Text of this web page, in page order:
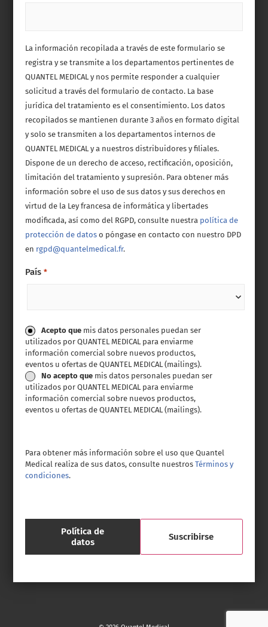
La información recopilada a través de este formulario se
registra y se transmite a los departamentos pertinentes de
QUANTEL MEDICAL y nos permite responder a cualquier
solicitud a través del formulario de contacto. La base
jurídica del tratamiento es el consentimiento. Los datos
recopilados se mantienen durante 3 años en formato digital
y solo se transmiten a los departamentos internos de
QUANTEL MEDICAL y a nuestros distribuidores y filiales.
Dispone de un derecho de acceso, rectificación, oposición,
limitación del tratamiento y supresión. Para obtener más
información sobre el uso de sus datos y sus derechos en
virtud de la Ley francesa de informática y libertades
modificada, así como del RGPD, consulte nuestra política de
protección de datos o póngase en contacto con nuestro DPD
en rgpd@quantelmedical.fr.
País *
Consentimiento
Acepto que mis datos personales puedan ser
utilizados por QUANTEL MEDICAL para enviarme
información comercial sobre nuevos productos,
eventos u ofertas de QUANTEL MEDICAL (mailings).
No acepto que mis datos personales puedan ser
utilizados por QUANTEL MEDICAL para enviarme
información comercial sobre nuevos productos,
eventos u ofertas de QUANTEL MEDICAL (mailings).
Para obtener más información sobre el uso que Quantel
Medical realiza de sus datos, consulte nuestrosTérminos y
condiciones.
Política de
datos